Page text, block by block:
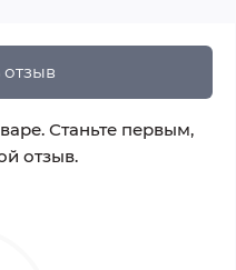
отзыв
Станьте первым,
отзыв.